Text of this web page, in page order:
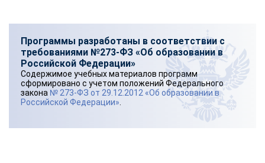
Программы разработаны в соответствии с
требованиями №273-ФЗ «Об образовании в
Российской Федерации»
Содержимое учебных материалов программ
сформировано с учетом положений Федерального
закона № 273-ФЗ от 29.12.2012 «Об образовании в
Российской Федерации»